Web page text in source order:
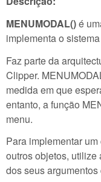
MENUMODAL()é
implementa o
Faz parte da
Clipper.
medida em que
entanto, a função
menu.
Para implementar
outros objetos, utilize
dos seus